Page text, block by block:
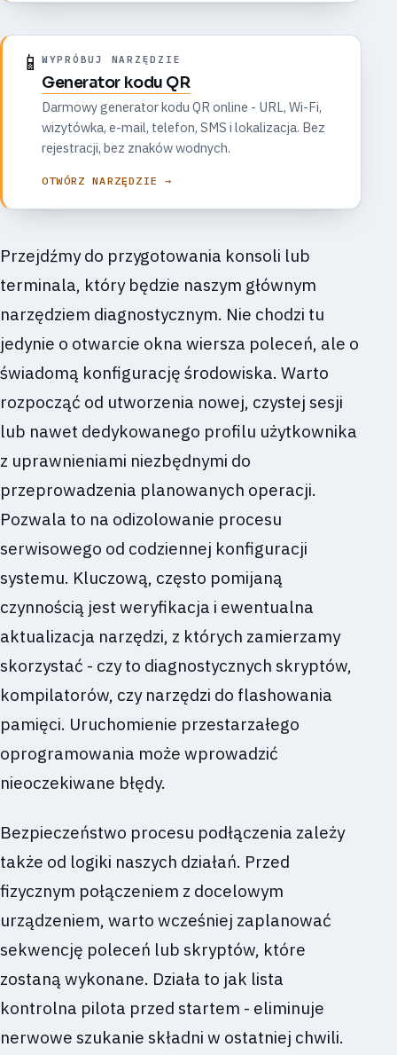
📱 WYPRÓBUJ NARZĘDZIE
Generator kodu QR
Darmowy generator kodu QR online - URL, Wi-Fi,
wizytówka, e-mail, telefon, SMS i lokalizacja. Bez
rejestracji, bez znaków wodnych.
OTWÓRZ NARZĘDZIE →
Przejdźmy do przygotowania konsoli lub
terminala, który będzie naszym głównym
narzędziem diagnostycznym. Nie chodzi tu
jedynie o otwarcie okna wiersza poleceń, ale o
świadomą konfigurację środowiska. Warto
rozpocząć od utworzenia nowej, czystej sesji
lub nawet dedykowanego profilu użytkownika
z uprawnieniami niezbędnymi do
przeprowadzenia planowanych operacji.
Pozwala to na odizolowanie procesu
serwisowego od codziennej konfiguracji
systemu. Kluczową, często pomijaną
czynnością jest weryfikacja i ewentualna
aktualizacja narzędzi, z których zamierzamy
skorzystać - czy to diagnostycznych skryptów,
kompilatorów, czy narzędzi do flashowania
pamięci. Uruchomienie przestarzałego
oprogramowania może wprowadzić
nieoczekiwane błędy.
Bezpieczeństwo procesu podłączenia zależy
także od logiki naszych działań. Przed
fizycznym połączeniem z docelowym
urządzeniem, warto wcześniej zaplanować
sekwencję poleceń lub skryptów, które
zostaną wykonane. Działa to jak lista
kontrolna pilota przed startem - eliminuje
nerwowe szukanie składni w ostatniej chwili.